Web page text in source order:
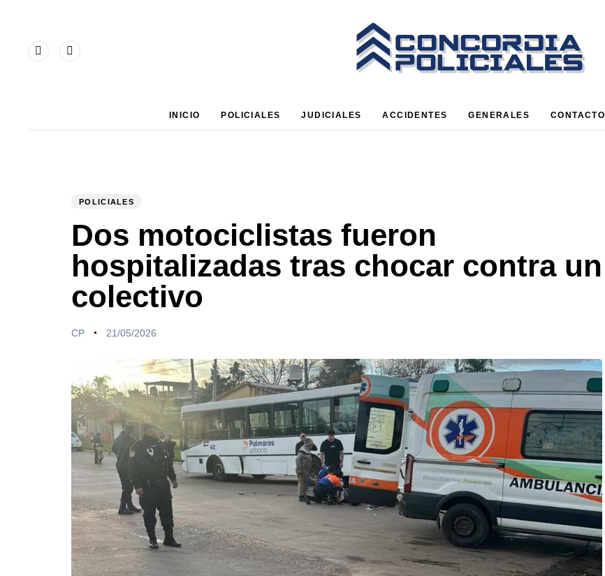
INICIO POLICIALES JUDICIALES ACCIDENTES GENERALES CONTACTO
PUBLISHED
POLICIALES
Dos motociclistas fueron
hospitalizadas tras chocar contra un
colectivo
Author
CP
Published
21/05/2026